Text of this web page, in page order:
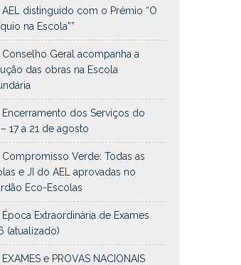
AEL distinguido com o Prémio “O
na Escola””
Conselho Geral acompanha a
das obras na Escola
Encerramento dos Serviços do
17 a 21 de agosto
Compromisso Verde: Todas as
e JI do AEL aprovadas no
Eco-Escolas
Época Extraordinária de Exames
(atualizado)
EXAMES e PROVAS NACIONAIS